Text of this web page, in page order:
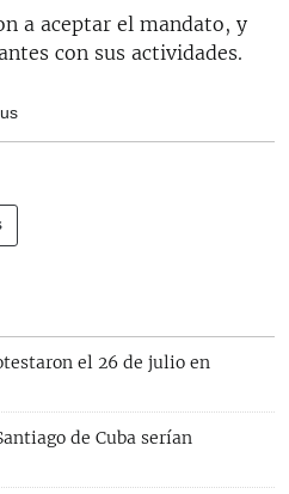
a aceptar el mandato, y
con sus actividades.
el 26 de julio en
de Cuba serían